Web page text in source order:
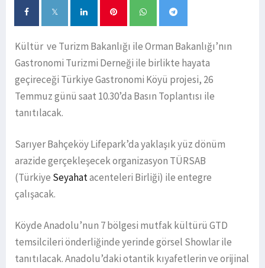
Kültür ve Turizm Bakanlığı ile Orman Bakanlığı’nın
Gastronomi Turizmi Derneği ile birlikte hayata
geçireceği Türkiye Gastronomi Köyü projesi, 26
Temmuz günü saat 10.30’da Basın Toplantısı ile
tanıtılacak.
Sarıyer Bahçeköy Lifepark’da yaklaşık yüz dönüm
arazide gerçekleşecek organizasyon TÜRSAB
(Türkiye Seyahatacenteleri Birliği) ile entegre
çalışacak.
Köyde Anadolu’nun 7 bölgesi mutfak kültürü GTD
temsilcileri önderliğinde yerinde görsel Showlar ile
tanıtılacak. Anadolu’daki otantik kıyafetlerin ve orijinal